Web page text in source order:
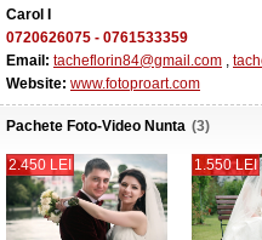
Carol I
0720626075 - 0761533359
Email: tacheflorin84@gmail.com ,
Website: www.fotoproart.com
Pachete Foto-Video Nunta (3)
2.450 LEI 1.550 LEI